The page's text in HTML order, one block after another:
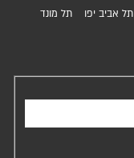
תל אביב יפו תל מונד